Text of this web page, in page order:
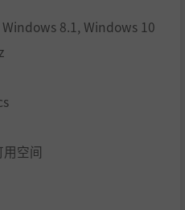
8.1, Windows 10
用空间